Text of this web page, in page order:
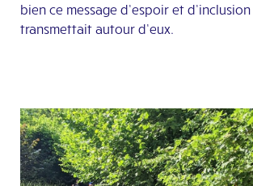
bien ce message d’espoir et
transmettait autour d’eux.